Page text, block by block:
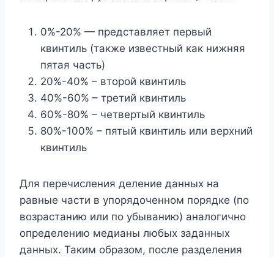
0%-20% — представляет первый
квинтиль (также известный как нижняя
пятая часть)
20%-40% – второй квинтиль
40%-60% – третий квинтиль
60%-80% – четвертый квинтиль
80%-100% – пятый квинтиль или верхний
квинтиль
Для перечисления деление данных на
равные части в упорядоченном порядке (по
возрастанию или по убыванию) аналогично
определению медианы любых заданных
данных. Таким образом, после разделения